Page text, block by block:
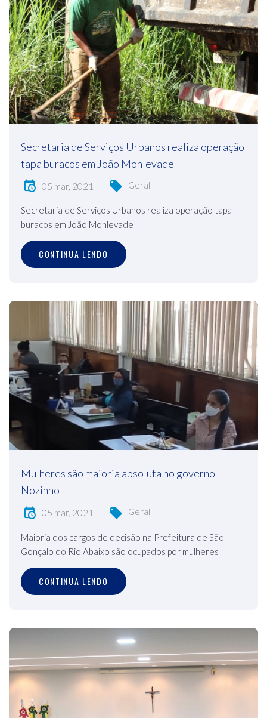
Secretaria de Serviços Urbanos realiza operação
tapa buracos em João Monlevade
05 mar, 2021 Geral
Secretaria de Serviços Urbanos realiza operação tapa
buracos em João Monlevade
CONTINUA LENDO
Mulheres são maioria absoluta no governo
Nozinho
05 mar, 2021 Geral
Maioria dos cargos de decisão na Prefeitura de São
Gonçalo do Rio Abaixo são ocupados por mulheres
CONTINUA LENDO